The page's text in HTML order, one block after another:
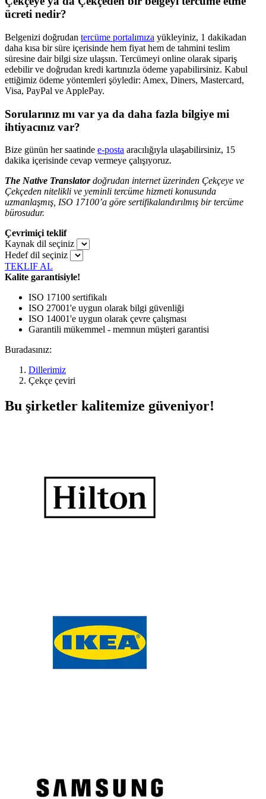
ücreti nedir?
Belgenizi doğrudan tercüme portalımıza yükleyiniz, 1 dakikadan
daha kısa bir süre içerisinde hem fiyat hem de tahmini teslim
süresine dair bilgi size ulaşsın. Tercümeyi online olarak sipariş
edebilir ve doğrudan kredi kartınızla ödeme yapabilirsiniz. Kabul
ettiğimiz ödeme yöntemleri şöyledir: Amex, Diners, Mastercard,
Visa, PayPal ve ApplePay.
Sorularınız mı var ya da daha fazla bilgiye mi
ihtiyacınız var?
Bize günün her saatinde e-posta aracılığıyla ulaşabilirsiniz, 15
dakika içerisinde cevap vermeye çalışıyoruz.
The Native Translatordoğrudan internet üzerinden Çekçeye ve
Çekçeden nitelikli ve yeminli tercüme hizmeti konusunda
uzmanlaşmış, ISO 17100’a göre sertifikalandırılmış bir tercüme
bürosudur.
Çevrimiçi teklif
Kaynak dil seçiniz
Hedef dil seçiniz
TEKLIF AL
Kalite garantisiyle!
ISO 17100 sertifikalı
ISO 27001'e uygun olarak bilgi güvenliği
ISO 14001'e uygun olarak çevre çalışması
Garantili mükemmel - memnun müşteri garantisi
Buradasınız:
Dillerimiz
Çekçe çeviri
Bu şirketler kalitemize güveniyor!